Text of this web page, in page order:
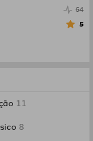
64
5
11
8